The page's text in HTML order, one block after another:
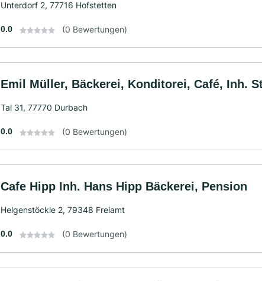
Unterdorf 2, 77716 Hofstetten
0.0 (0 Bewertungen)
Emil Müller, Bäckerei, Konditorei, Café, Inh.
Tal 31, 77770 Durbach
0.0 (0 Bewertungen)
Cafe Hipp Inh. Hans Hipp Bäckerei, Pension
Helgenstöckle 2, 79348 Freiamt
0.0 (0 Bewertungen)